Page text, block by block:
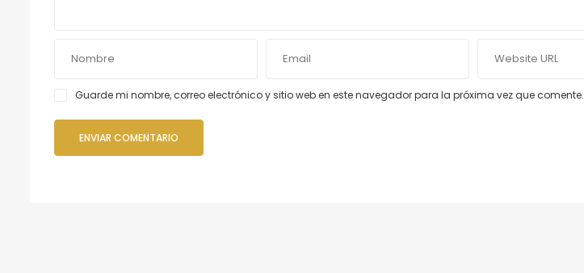
Guarde mi nombre, correo electrónico y sitio web en este navegador para la próxima vez que comente.